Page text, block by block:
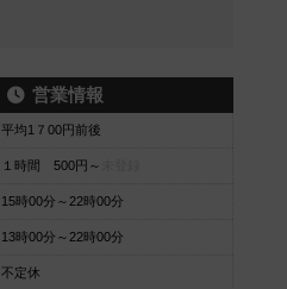
営業情報
平均1７00円前後
１時間 500円～
15時00分～22時00分
13時00分～22時00分
不定休